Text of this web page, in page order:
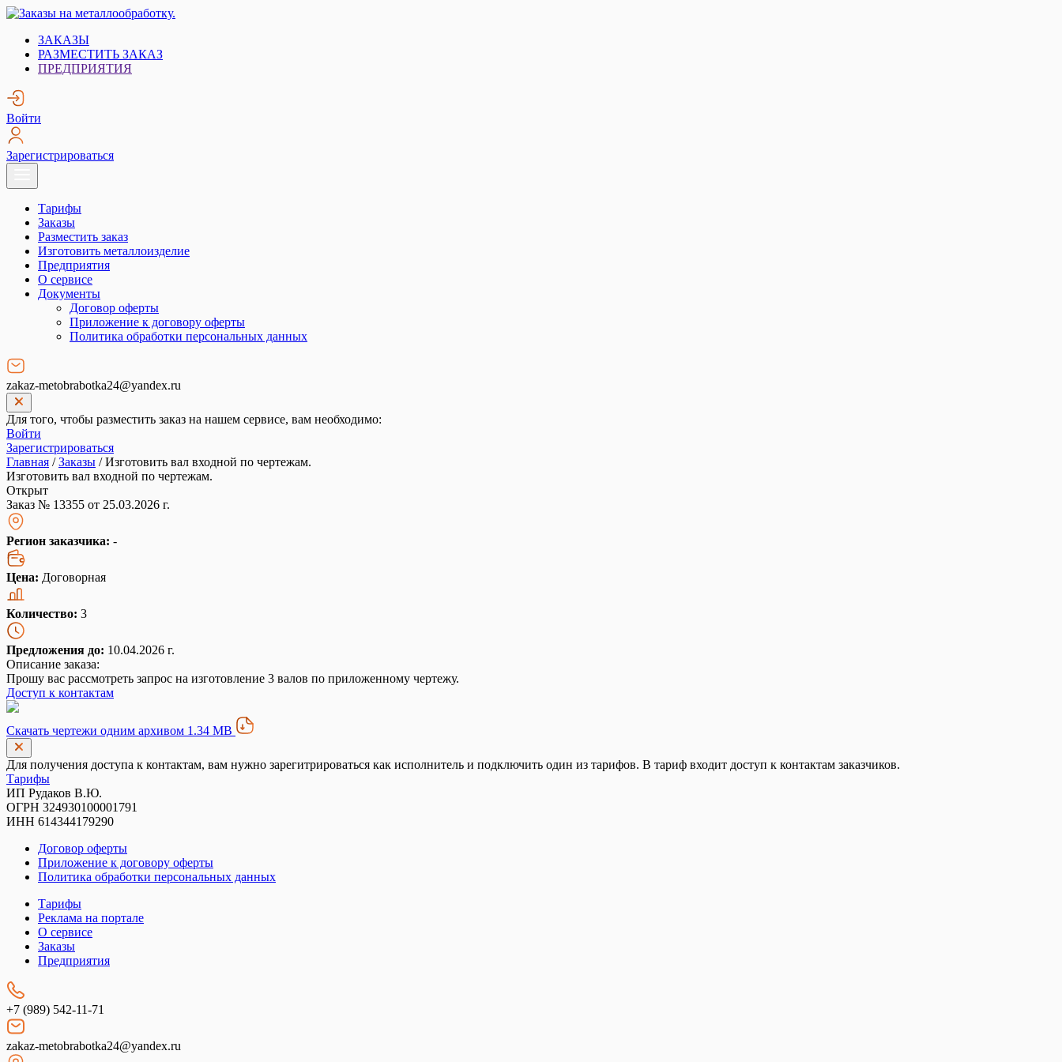
Skip
content
Заказы на металлообработку.
Металлообработка. Открытые заказы на металлообработку.
ЗАКАЗЫ
РАЗМЕСТИТЬ ЗАКАЗ
ПРЕДПРИЯТИЯ
Войти
Зарегистрироваться
Тарифы
Заказы
Разместить заказ
Изготовить металлоизделие
Предприятия
О сервисе
Документы
Договор оферты
Приложение к договору оферты
Политика обработки персональных данных
zakaz-metobrabotka24@yandex.ru
Для того, чтобы разместить заказ на нашем сервисе, вам необходимо:
Войти
Зарегистрироваться
Главная /Заказы /Изготовить вал входной по чертежам.
Изготовить вал входной по чертежам.
Открыт
Заказ № 13355 от 25.03.2026 г.
Регион заказчика: -
Цена: Договорная
Количество: 3
Предложения до: 10.04.2026 г.
Описание заказа:
Прошу вас рассмотреть запрос на изготовление 3 валов по приложенному чертежу.
Доступ к контактам
Скачать чертежи одним архивом 1.34 MB
Для получения доступа к контактам, вам нужно зарегитрироваться как исполнитель и подключить один из тарифов. В тариф входит доступ к контактам заказчиков.
Тарифы
ИП Рудаков В.Ю.
ОГРН 324930100001791
ИНН 614344179290
Договор оферты
Приложение к договору оферты
Политика обработки персональных данных
Тарифы
Реклама на портале
О сервисе
Заказы
Предприятия
+7 (989) 542-11-71
zakaz-metobrabotka24@yandex.ru